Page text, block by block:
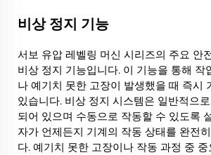
링
신
의
안
전
비상 정지 기능
서보 유압 레벨링 머신 시리즈의 주요 안
비상 정지 기능입니다. 이 기능을 통해 작
나 예기치 못한 고장이 발생했을 때 즉시
있습니다. 비상 정지 시스템은 일반적으
되어 있으며 수동으로 작동할 수 있도록
자가 언제든지 기계의 작동 상태를 완전
다. 예기치 못한 고장이나 작동 과정 중